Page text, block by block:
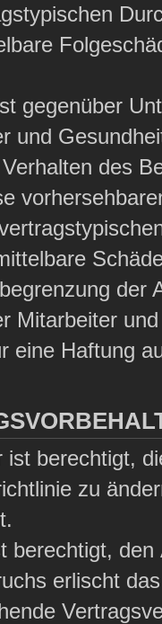
gegenüber
und
des
der
Mitarbeiter
eine Haftung
ist berechtigt,
zu
berechtigt,
erlischt